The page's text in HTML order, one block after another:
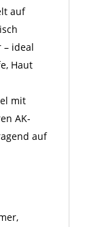
auf
– ideal
Haut
mit
AK-
auf